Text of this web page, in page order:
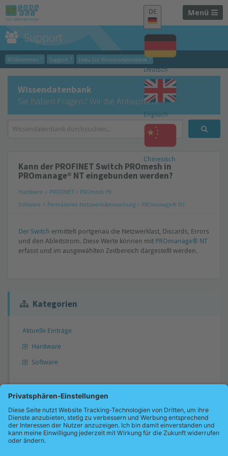
Menü
DE
Deutsch
Englisch
Chinesisch
Support
Willkommen Support Indu-Sol Wissensdatenbank
Wissendatenbank
Sie haben Fragen? Wir die Antworten!
Kann der PROFINET Switch PROmesh in
PROmanage® NT eingebunden werden?
Hardware PROFINET PROmesh P9
Software
Permanente Netzwerküberwachung PROmanage® NT
Der Switch ermittelt portgenau die Netzwerklast, Discards, Errors
und den Ableitstrom. Diese Werte können mit PROmanage® NT
erfasst und im ausgewählten Zeitbereich dargestellt werden.
Kategorien
Aktuelle Einträge
Hardware
Software
Antwort nicht gefunden?
Gerne können Sie uns Ihre Frage übermitteln. Wir werden diese dann
gegebenenfalls in unsere Wissensdatenbank übernehmen und Sie
benachrichtigen.